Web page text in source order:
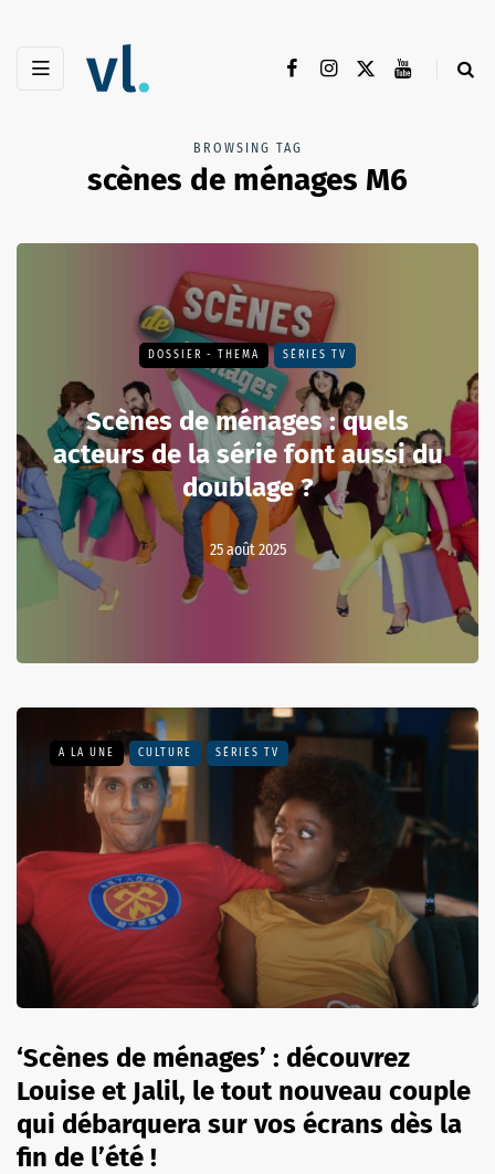
BROWSING TAG
scènes de ménages M6
DOSSIER - THEMA SÉRIES TV
Scènes de ménages : quels
acteurs de la série font aussi du
doublage ?
25 août 2025
A LA UNE CULTURE SÉRIES TV
‘Scènes de ménages’ : découvrez
Louise et Jalil, le tout nouveau couple
qui débarquera sur vos écrans dès la
fin de l’été !